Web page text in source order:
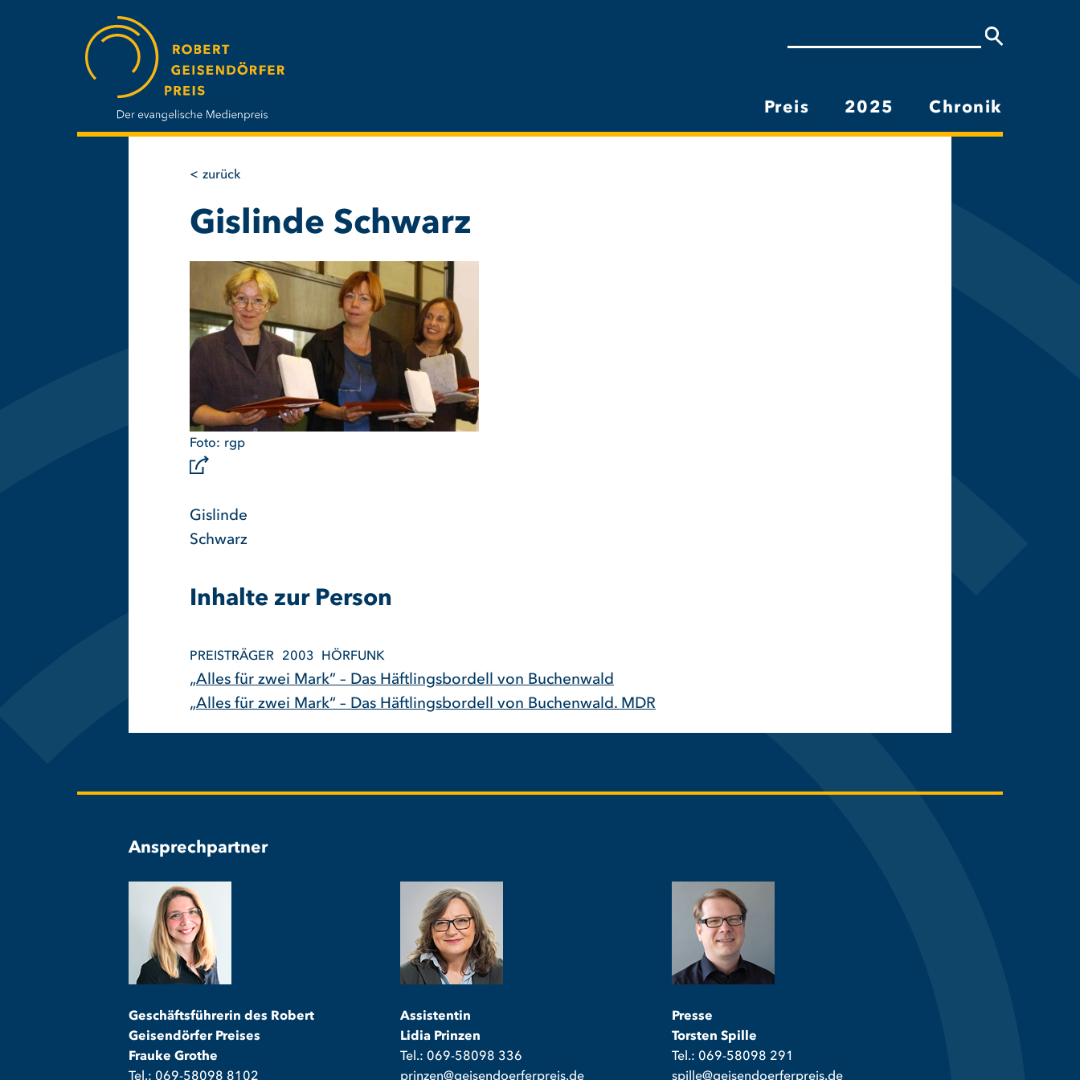
Hauptnavigation
Preis 2025 Chronik
zurück
Gislinde Schwarz
rgp
Gislinde
Schwarz
Inhalte zur Person
PREISTRÄGER 2003 HÖRFUNK
„Alles für zwei Mark” – Das Häftlingsbordell von Buchenwald
„Alles für zwei Mark“ – Das Häftlingsbordell von Buchenwald. MDR
Ansprechpartner
Geschäftsführerin des Robert
Geisendörfer Preises
Frauke Grothe
Tel.: 069-58098 8102
Assistentin
Lidia Prinzen
Tel.: 069-58098 336
prinzen@geisendoerferpreis.de
Presse
Torsten Spille
Tel.: 069-58098 291
spille@geisendoerferpreis.de